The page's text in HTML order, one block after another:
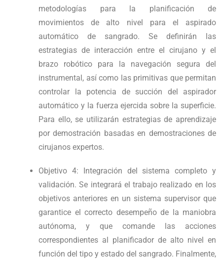
metodologías para la planificación de
movimientos de alto nivel para el aspirado
automático de sangrado. Se definirán las
estrategias de interacción entre el cirujano y el
brazo robótico para la navegación segura del
instrumental, así como las primitivas que permitan
controlar la potencia de succión del aspirador
automático y la fuerza ejercida sobre la superficie.
Para ello, se utilizarán estrategias de aprendizaje
por demostración basadas en demostraciones de
cirujanos expertos.
Objetivo 4: Integración del sistema completo y
validación. Se integrará el trabajo realizado en los
objetivos anteriores en un sistema supervisor que
garantice el correcto desempeño de la maniobra
autónoma, y que comande las acciones
correspondientes al planificador de alto nivel en
función del tipo y estado del sangrado. Finalmente,